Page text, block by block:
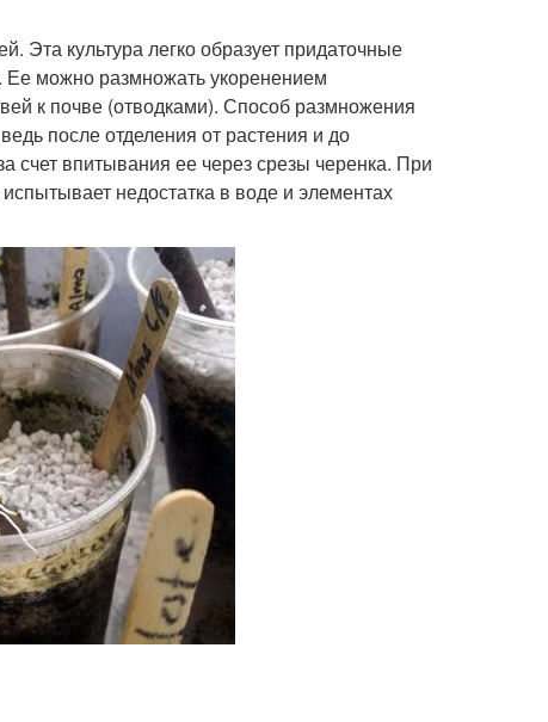
культура легко образует придаточные
Ее можно размножать укоренением
к почве (отводками). Способ размножения
после отделения от растения и до
счет впитывания ее через срезы черенка. При
недостатка в воде и элементах